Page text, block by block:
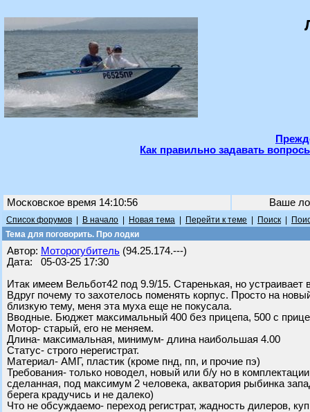
Как правильно задавать
Московское время 14:10:56 Ваше
Список форумов В начало Новая тема Перейти к теме Поиск
Тема для поговорить. Про лодки
Автор: Моторогубитель (94.25.174.---)
Дата: 05-03-25 17:30
Итак имеем Вельбот42 под 9.9/15. Старенькая, но устраивает
Вдруг почему то захотелось поменять корпус. Просто на
близкую тему, меня эта муха еще не покусала.
Вводные. Бюджет максимальный 400 без прицепа, 500 с
Мотор- старый, его не меняем.
Длина- максимальная, минимум- длина наибольшая 4.00
Статус- строго нерегистрат.
Материал- АМГ, пластик (кроме пнд, пп, и прочие пэ)
Требования- только новодел, новый или б/у но в
сделанная, под максимум 2 человека, акватория рыбинка
берега крадучись и не далеко)
Что не обсуждаемо- переход регистрат, жадность дилеров,